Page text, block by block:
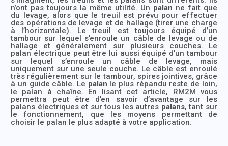
n’ont pas toujours la même utilité. Un palan ne fait que
du levage, alors que le treuil est prévu pour effectuer
des opérations de levage et de hallage (tirer une charge
à l’horizontale). Le treuil est toujours équipé d’un
tambour sur lequel s’enroule un câble de levage ou de
hallage et généralement sur plusieurs couches. Le
palan électrique peut être lui aussi équipé d’un tambour
sur lequel s’enroule un câble de levage, mais
uniquement sur une seule couche. Le câble est enroulé
très régulièrement sur le tambour, spires jointives, grâce
à un guide câble. Le palan le plus répandu reste de loin,
le palan à chaîne. En lisant cet article, RM2M vous
permettra peut être d’en savoir d’avantage sur les
palans électriques et sur tous les autres palans, tant sur
le fonctionnement, que les moyens permettant de
choisir le palan le plus adapté à votre application.